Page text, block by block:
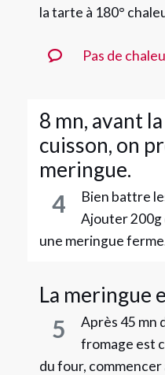
la tarte à 180°
Pas de
8 mn, avant
cuisson, on
meringue.
4
Bien battre
Ajouter 200g
une meringue
La meringue
5
Après 45 mn
fromage est
du four,